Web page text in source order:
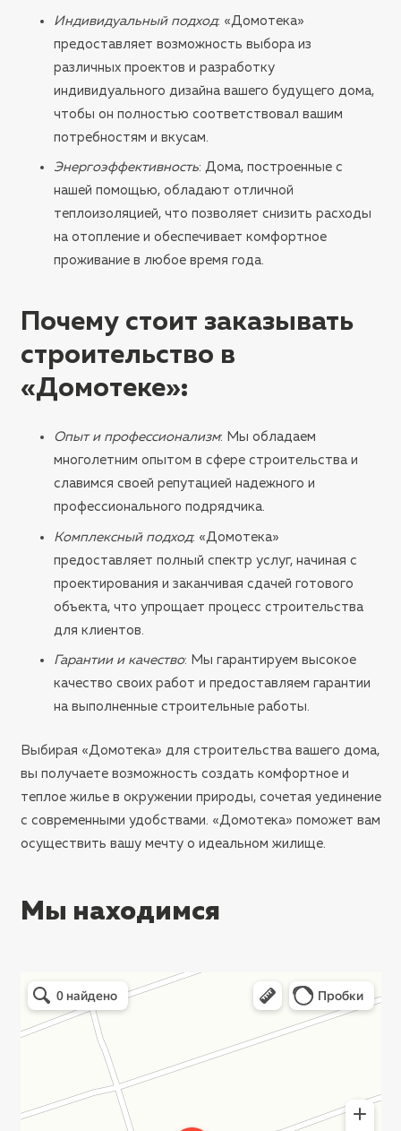
Индивидуальный подход: «Домотека»
предоставляет возможность выбора из
различных проектов и разработку
индивидуального дизайна вашего будущего дома,
чтобы он полностью соответствовал вашим
потребностям и вкусам.
Энергоэффективность: Дома, построенные с
нашей помощью, обладают отличной
теплоизоляцией, что позволяет снизить расходы
на отопление и обеспечивает комфортное
проживание в любое время года.
Почему стоит заказывать
строительство в
«Домотеке»:
Опыт и профессионализм: Мы обладаем
многолетним опытом в сфере строительства и
славимся своей репутацией надежного и
профессионального подрядчика.
Комплексный подход: «Домотека»
предоставляет полный спектр услуг, начиная с
проектирования и заканчивая сдачей готового
объекта, что упрощает процесс строительства
для клиентов.
Гарантии и качество: Мы гарантируем высокое
качество своих работ и предоставляем гарантии
на выполненные строительные работы.
Выбирая «Домотека» для строительства вашего дома,
вы получаете возможность создать комфортное и
теплое жилье в окружении природы, сочетая уединение
с современными удобствами. «Домотека» поможет вам
осуществить вашу мечту о идеальном жилище.
Мы находимся
Ставрополь
СТ Теплосеть — Яндекс Карты